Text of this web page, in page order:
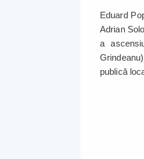
Eduard
Adrian
a
publică